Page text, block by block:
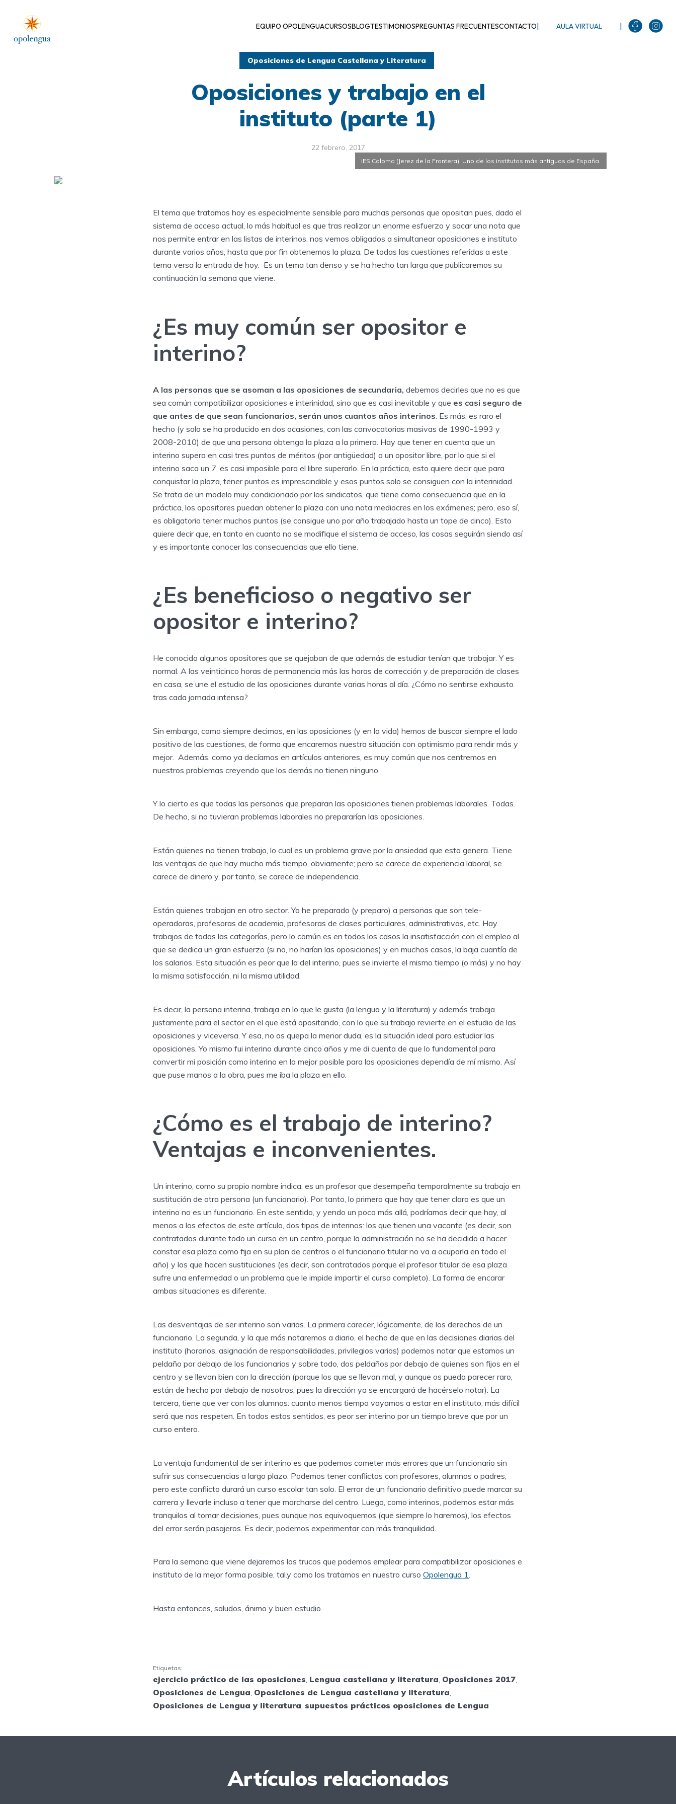
EQUIPO OPOLENGUACURSOSBLOGTESTIMONIOSPREGUNTAS FRECUENTESCONTACTO| AULA VIRTUAL |
Oposiciones de Lengua Castellana y Literatura
Oposiciones y trabajo en el
instituto (parte 1)
22 febrero, 2017
IES Coloma (Jerez de la Frontera). Uno de los institutos más antiguos de España.
El tema que tratamos hoy es especialmente sensible para muchas personas que opositan pues, dado el
sistema de acceso actual, lo más habitual es que tras realizar un enorme esfuerzo y sacar una nota que
nos permite entrar en las listas de interinos, nos vemos obligados a simultanear oposiciones e instituto
durante varios años, hasta que por fin obtenemos la plaza. De todas las cuestiones referidas a este
tema versa la entrada de hoy. Es un tema tan denso y se ha hecho tan larga que publicaremos su
continuación la semana que viene.
¿Es muy común ser opositor e
interino?
A las personas que se asoman a las oposiciones de secundaria, debemos decirles que no es que
sea común compatibilizar oposiciones e interinidad, sino que es casi inevitable y que es casi seguro de
que antes de que sean funcionarios, serán unos cuantos años interinos . Es más, es raro el
hecho (y solo se ha producido en dos ocasiones, con las convocatorias masivas de 1990-1993 y
2008-2010) de que una persona obtenga la plaza a la primera. Hay que tener en cuenta que un
interino supera en casi tres puntos de méritos (por antigüedad) a un opositor libre, por lo que si el
interino saca un 7, es casi imposible para el libre superarlo. En la práctica, esto quiere decir que para
conquistar la plaza, tener puntos es imprescindible y esos puntos solo se consiguen con la interinidad.
Se trata de un modelo muy condicionado por los sindicatos, que tiene como consecuencia que en la
práctica, los opositores puedan obtener la plaza con una nota mediocres en los exámenes; pero, eso sí,
es obligatorio tener muchos puntos (se consigue uno por año trabajado hasta un tope de cinco). Esto
quiere decir que, en tanto en cuanto no se modifique el sistema de acceso, las cosas seguirán siendo así
y es importante conocer las consecuencias que ello tiene.
¿Es beneficioso o negativo ser
opositor e interino?
He conocido algunos opositores que se quejaban de que además de estudiar tenían que trabajar. Y es
normal. A las veinticinco horas de permanencia más las horas de corrección y de preparación de clases
en casa, se une el estudio de las oposiciones durante varias horas al día. ¿Cómo no sentirse exhausto
tras cada jornada intensa?
Sin embargo, como siempre decimos, en las oposiciones (y en la vida) hemos de buscar siempre el lado
positivo de las cuestiones, de forma que encaremos nuestra situación con optimismo para rendir más y
mejor. Además, como ya decíamos en artículos anteriores, es muy común que nos centremos en
nuestros problemas creyendo que los demás no tienen ninguno.
Y lo cierto es que todas las personas que preparan las oposiciones tienen problemas laborales. Todas.
De hecho, si no tuvieran problemas laborales no prepararían las oposiciones.
Están quienes no tienen trabajo, lo cual es un problema grave por la ansiedad que esto genera. Tiene
las ventajas de que hay mucho más tiempo, obviamente; pero se carece de experiencia laboral, se
carece de dinero y, por tanto, se carece de independencia.
Están quienes trabajan en otro sector. Yo he preparado (y preparo) a personas que son tele-
operadoras, profesoras de academia, profesoras de clases particulares, administrativas, etc. Hay
trabajos de todas las categorías, pero lo común es en todos los casos la insatisfacción con el empleo al
que se dedica un gran esfuerzo (si no, no harían las oposiciones) y en muchos casos, la baja cuantía de
los salarios. Esta situación es peor que la del interino, pues se invierte el mismo tiempo (o más) y no hay
la misma satisfacción, ni la misma utilidad.
Es decir, la persona interina, trabaja en lo que le gusta (la lengua y la literatura) y además trabaja
justamente para el sector en el que está opositando, con lo que su trabajo revierte en el estudio de las
oposiciones y viceversa. Y esa, no os quepa la menor duda, es la situación ideal para estudiar las
oposiciones. Yo mismo fui interino durante cinco años y me di cuenta de que lo fundamental para
convertir mi posición como interino en la mejor posible para las oposiciones dependía de mí mismo. Así
que puse manos a la obra, pues me iba la plaza en ello.
¿Cómo es el trabajo de interino?
Ventajas e inconvenientes.
Un interino, como su propio nombre indica, es un profesor que desempeña temporalmente su trabajo en
sustitución de otra persona (un funcionario). Por tanto, lo primero que hay que tener claro es que un
interino no es un funcionario. En este sentido, y yendo un poco más allá, podríamos decir que hay, al
menos a los efectos de este artículo, dos tipos de interinos: los que tienen una vacante (es decir, son
contratados durante todo un curso en un centro, porque la administración no se ha decidido a hacer
constar esa plaza como fija en su plan de centros o el funcionario titular no va a ocuparla en todo el
año) y los que hacen sustituciones (es decir, son contratados porque el profesor titular de esa plaza
sufre una enfermedad o un problema que le impide impartir el curso completo). La forma de encarar
ambas situaciones es diferente.
Las desventajas de ser interino son varias. La primera carecer, lógicamente, de los derechos de un
funcionario. La segunda, y la que más notaremos a diario, el hecho de que en las decisiones diarias del
instituto (horarios, asignación de responsabilidades, privilegios varios) podemos notar que estamos un
peldaño por debajo de los funcionarios y sobre todo, dos peldaños por debajo de quienes son fijos en el
centro y se llevan bien con la dirección (porque los que se llevan mal, y aunque os pueda parecer raro,
están de hecho por debajo de nosotros, pues la dirección ya se encargará de hacérselo notar). La
tercera, tiene que ver con los alumnos: cuanto menos tiempo vayamos a estar en el instituto, más difícil
será que nos respeten. En todos estos sentidos, es peor ser interino por un tiempo breve que por un
curso entero.
La ventaja fundamental de ser interino es que podemos cometer más errores que un funcionario sin
sufrir sus consecuencias a largo plazo. Podemos tener conflictos con profesores, alumnos o padres,
pero este conflicto durará un curso escolar tan solo. El error de un funcionario definitivo puede marcar su
carrera y llevarle incluso a tener que marcharse del centro. Luego, como interinos, podemos estar más
tranquilos al tomar decisiones, pues aunque nos equivoquemos (que siempre lo haremos), los efectos
del error serán pasajeros. Es decir, podemos experimentar con más tranquilidad.
Para la semana que viene dejaremos los trucos que podemos emplear para compatibilizar oposiciones e
instituto de la mejor forma posible, tal.y como los tratamos en nuestro curso Opolengua 1.
Hasta entonces, saludos, ánimo y buen estudio.
Etiquetas:
ejercicio práctico de las oposiciones, Lengua castellana y literatura, Oposiciones 2017,
Oposiciones de Lengua, Oposiciones de Lengua castellana y literatura,
Oposiciones de Lengua y literatura, supuestos prácticos oposiciones de Lengua
Artículos relacionados